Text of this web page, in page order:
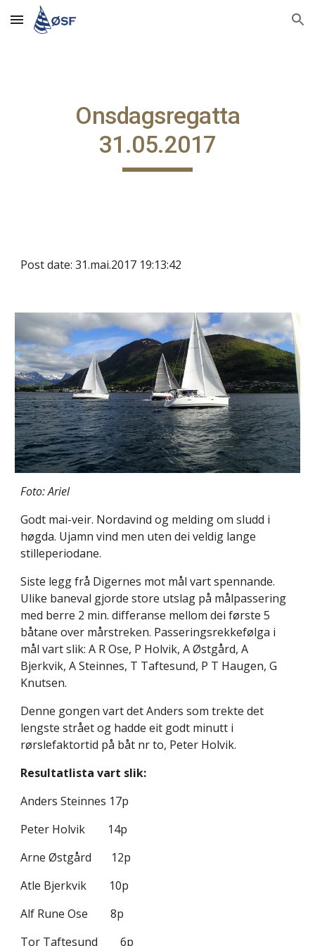
Skip to main content Skip to navigation
Onsdagsregatta
31.05.2017
Post date: 31.mai.2017 19:13:42
Foto: Ariel
Godt mai-veir. Nordavind og melding om sludd i
høgda. Ujamn vind men uten dei veldig lange
stilleperiodane.
Siste legg frå Digernes mot mål vart spennande.
Ulike baneval gjorde store utslag på målpassering
med berre 2 min. differanse mellom dei første 5
båtane over mårstreken. Passeringsrekkefølga i
mål vart slik: A R Ose, P Holvik, A Østgård, A
Bjerkvik, A Steinnes, T Taftesund, P T Haugen, G
Knutsen.
Denne gongen vart det Anders som trekte det
lengste strået og hadde eit godt minutt i
rørslefaktortid på båt nr to, Peter Holvik.
Resultatlista vart slik:
Anders Steinnes 17p
Peter Holvik 14p
Arne Østgård 12p
Atle Bjerkvik 10p
Alf Rune Ose 8p
Tor Taftesund 6p